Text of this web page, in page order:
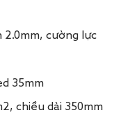
2.0mm, cường lực
35mm
2, chiều dài 350mm